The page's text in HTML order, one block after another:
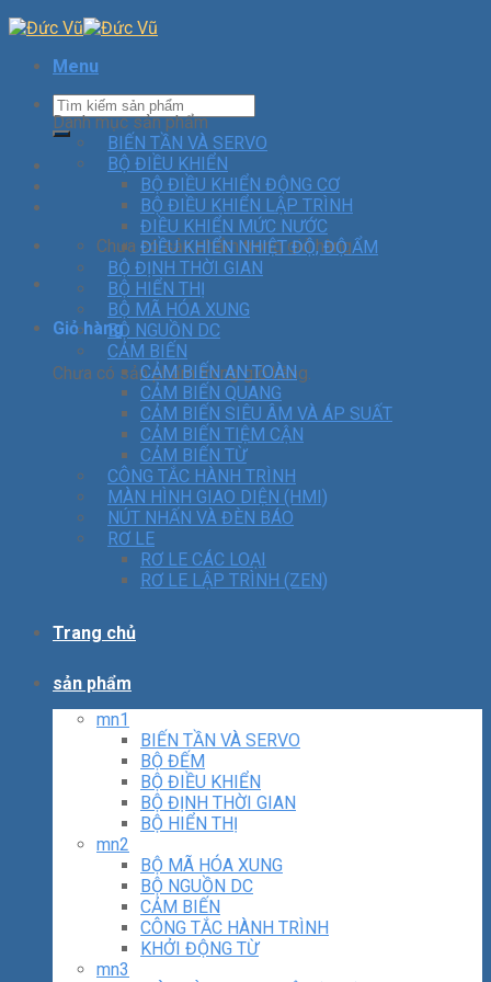
Menu
Chưa có sản phẩm trong giỏ hàng.
Giỏ hàng
Chưa có sản phẩm trong giỏ hàng.
Danh mục sản phẩm
BIẾN TẦN VÀ SERVO
BỘ ĐIỀU KHIỂN
BỘ ĐIỀU KHIỂN ĐỘNG CƠ
BỘ ĐIỀU KHIỂN LẬP TRÌNH
ĐIỀU KHIỂN MỨC NƯỚC
ĐIỀU KHIỂN NHIỆT ĐỘ, ĐỘ ẨM
BỘ ĐỊNH THỜI GIAN
BỘ HIỂN THỊ
BỘ MÃ HÓA XUNG
BỘ NGUỒN DC
CẢM BIẾN
CẢM BIẾN AN TOÀN
CẢM BIẾN QUANG
CẢM BIẾN SIÊU ÂM VÀ ÁP SUẤT
CẢM BIẾN TIỆM CẬN
CẢM BIẾN TỪ
CÔNG TẮC HÀNH TRÌNH
MÀN HÌNH GIAO DIỆN (HMI)
NÚT NHẤN VÀ ĐÈN BÁO
RƠ LE
RƠ LE CÁC LOẠI
RƠ LE LẬP TRÌNH (ZEN)
Trang chủ
sản phẩm
mn1
BIẾN TẦN VÀ SERVO
BỘ ĐẾM
BỘ ĐIỀU KHIỂN
BỘ ĐỊNH THỜI GIAN
BỘ HIỂN THỊ
mn2
BỘ MÃ HÓA XUNG
BỘ NGUỒN DC
CẢM BIẾN
CÔNG TẮC HÀNH TRÌNH
KHỞI ĐỘNG TỪ
mn3